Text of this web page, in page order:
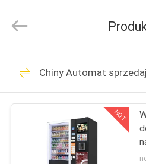
DOM
PRODUKTY
POKAZ
INSTRUMENT
Rights
badania
Chiny Automat
HOT